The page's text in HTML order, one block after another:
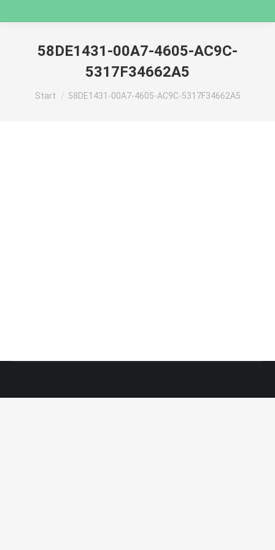
58DE1431-00A7-4605-AC9C-
5317F34662A5
Sie befinden sich hier:
Start 58DE1431-00A7-4605-AC9C-5317F34662A5